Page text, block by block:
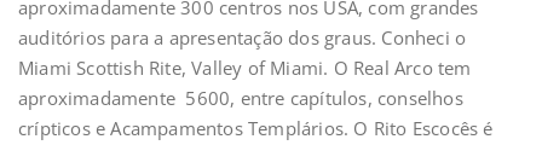
aproximadamente 300 centros nos USA, com grandes
auditórios para a apresentação dos graus. Conheci o
Miami Scottish Rite, Valley of Miami. O Real Arco tem
aproximadamente 5600, entre capítulos, conselhos
crípticos e Acampamentos Templários. O Rito Escocês é